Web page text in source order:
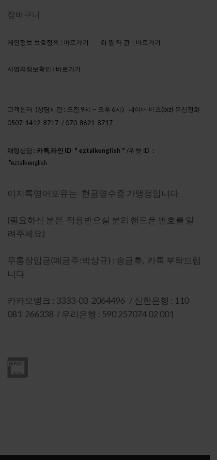
장바구니
개인정보 보호정책 : 바로가기 회 원 약 관 : 바로가기
사업자정보확인 : 바로가기
고객센터 (상담시간 : 오전 9시 ~ 오후 6시) 네이버 비즈(biz) 유선전화
0507-1412-8717 / 070-8621-8717
채팅상담 : 카톡,라인 ID " eztalkenglish " /위챗 ID :
"eztalkenglish
이지톡영어포유는 현금영수증 가맹점입니다
(필요하신 분은 적용받으실 분의 핸드폰 번호를 알
려주세요)
무통장입금(예금주:박상규) : 송금후, 카톡 부탁드립
니다
카카오뱅크 : 3333-03-2064496 / 신한은행 : 110
081 266338 / 우리은행 : 590 257074 02 001